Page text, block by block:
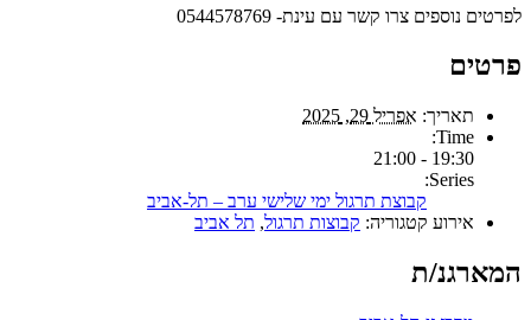
לפרטים נוספים צרו קשר עם עינת- 0544578769
פרטים
תאריך: אפריל 29, 2025
Time:
19:30 - 21:00
Series:
קבוצת תרגול ימי שלישי ערב – תל-אביב
אירוע קטגוריה: קבוצות תרגול, תל אביב
המארגנ/ת